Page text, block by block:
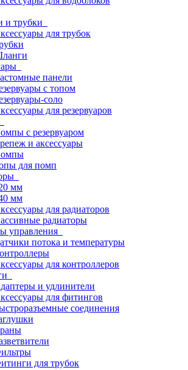
и трубки
для трубок
панели
с топом
соло
для резервуаров
с резервуаром
и аксессуары
для помп
мм
мм
для радиаторов
радиаторы
управления
потока и температуры
для контроллеров
и удлинители
для фитингов
соединения
для трубок